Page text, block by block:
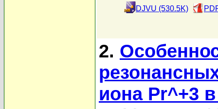
DJVU (530.5K)
2.
иона Pr^+3